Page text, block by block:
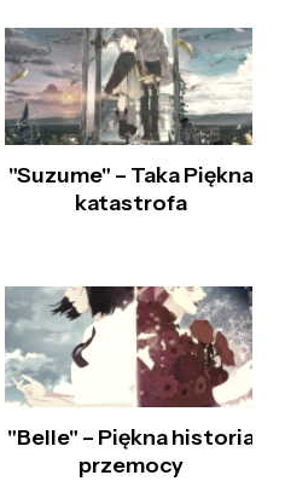
"Suzume" – Taka Piękna
katastrofa
"Belle" – Piękna historia
przemocy